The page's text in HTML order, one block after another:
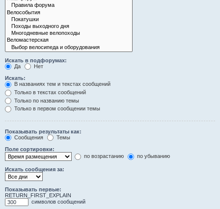
Искать в подфорумах:
Да
Нет
Искать:
В названиях тем и текстах сообщений
Только в текстах сообщений
Только по названию темы
Только в первом сообщении темы
Показывать результаты как:
Сообщения
Темы
Поле сортировки:
по возрастанию
по убыванию
Искать сообщения за:
Показывать первые:
RETURN_FIRST_EXPLAIN
символов сообщений